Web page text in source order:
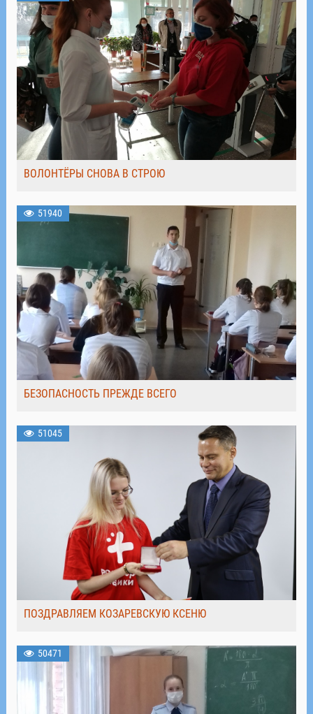
ВОЛОНТЁРЫ СНОВА В СТРОЮ
51940
БЕЗОПАСНОСТЬ ПРЕЖДЕ ВСЕГО
51045
ПОЗДРАВЛЯЕМ КОЗАРЕВСКУЮ КСЕНЮ
50471